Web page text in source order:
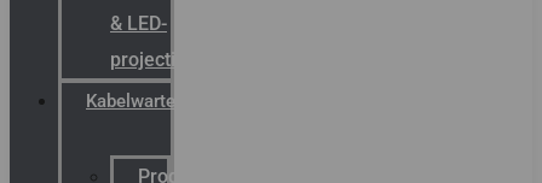
& LED-
projectie
Kabelwartels
Productcatalogus